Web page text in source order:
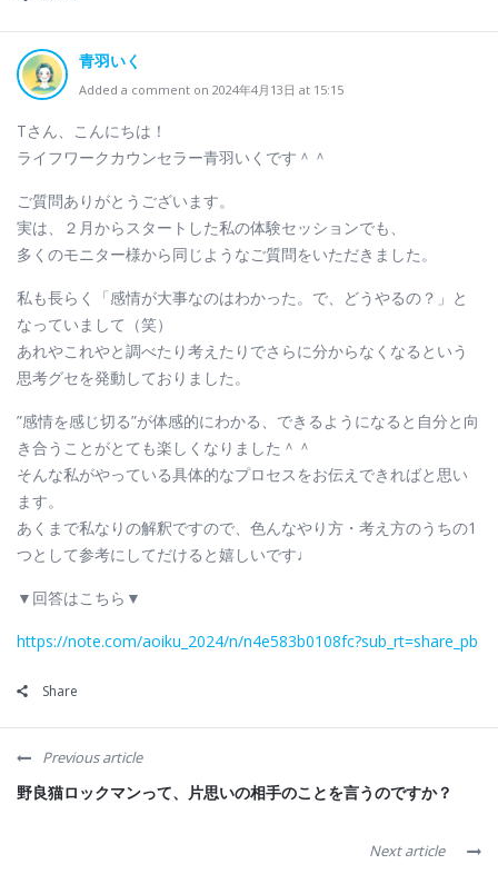
青羽いく
Added a comment on 2024年4月13日 at 15:15
Tさん、こんにちは！
ライフワークカウンセラー青羽いくです＾＾
ご質問ありがとうございます。
実は、２月からスタートした私の体験セッションでも、
多くのモニター様から同じようなご質問をいただきました。
私も長らく「感情が大事なのはわかった。で、どうやるの？」と
なっていまして（笑）
あれやこれやと調べたり考えたりでさらに分からなくなるという
思考グセを発動しておりました。
”感情を感じ切る”が体感的にわかる、できるようになると自分と向
き合うことがとても楽しくなりました＾＾
そんな私がやっている具体的なプロセスをお伝えできればと思い
ます。
あくまで私なりの解釈ですので、色んなやり方・考え方のうちの1
つとして参考にしてだけると嬉しいです♩
▼回答はこちら▼
https://note.com/aoiku_2024/n/n4e583b0108fc?sub_rt=share_pb
Share
Previous article
野良猫ロックマンって、片思いの相手のことを言うのですか？
Next article